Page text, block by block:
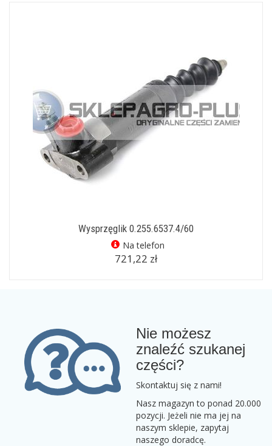
Wysprzęglik 0.255.6537.4/60
Na telefon
721,22 zł
Nie możesz
znaleźć szukanej
części?
Skontaktuj się z nami!
Nasz magazyn to ponad 20.000
pozycji. Jeżeli nie ma jej na
naszym sklepie, zapytaj
naszego doradcę.